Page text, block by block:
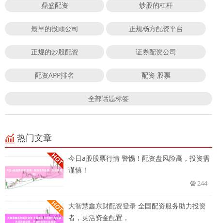
鼎盛配资 炒股的杠杆
最早的投顾公司 正规杨方配资平台
正规的炒股配资 证券配资公司
配资APP排名 配资 股票
全部话题标签
热门文章
今日a股股票行情 警惕！配资盘风险高，投资需
谨慎！
244
大智慧鑫东财配资登录 全国配资服务助力投资
者，灵活资金配置，